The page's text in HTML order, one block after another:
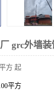
grc外墙装
方 起
平方